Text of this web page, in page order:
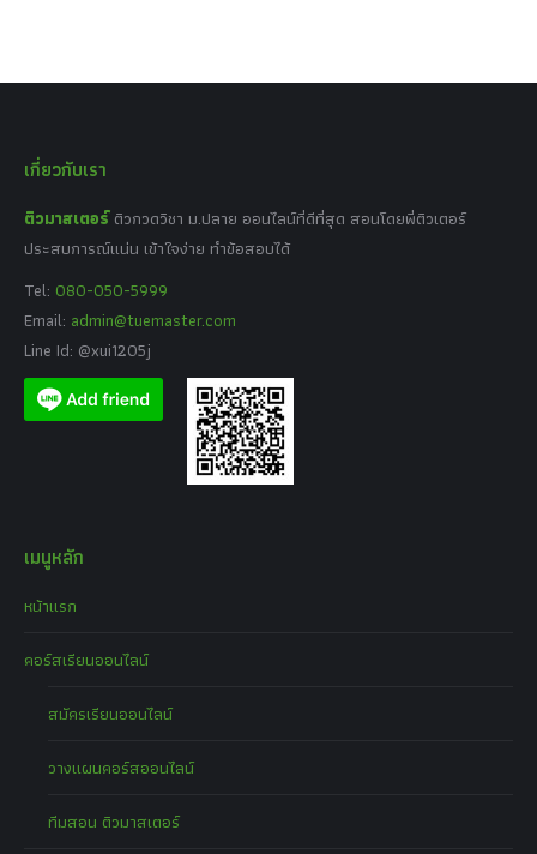
เกี่ยวกับเรา
ติวมาสเตอร์ ติวกวดวิชา ม.ปลาย ออนไลน์ที่ดีที่สุด สอนโดยพี่ติวเตอร์
ประสบการณ์แน่น เข้าใจง่าย ทำข้อสอบได้
Tel: 080-050-5999
Email: admin@tuemaster.com
Line Id: @xui1205j
เมนูหลัก
หน้าแรก
คอร์สเรียนออนไลน์
สมัครเรียนออนไลน์
วางแผนคอร์สออนไลน์
ทีมสอน ติวมาสเตอร์